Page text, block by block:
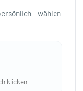
– wählen
klicken.